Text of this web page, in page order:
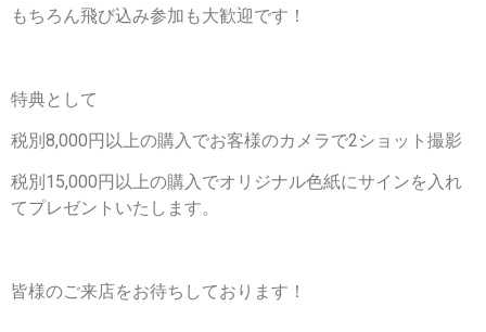
もちろん飛び込み参加も大歓迎です！
特典として
税別8,000円以上の購入でお客様のカメラで2ショット撮影
税別15,000円以上の購入でオリジナル色紙にサインを入れ
てプレゼントいたします。
皆様のご来店をお待ちしております！